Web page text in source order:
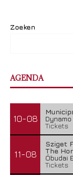
Zoeken
AGENDA
10-08
Tickets
11-08
Sziget
The
Óbudai
Tickets